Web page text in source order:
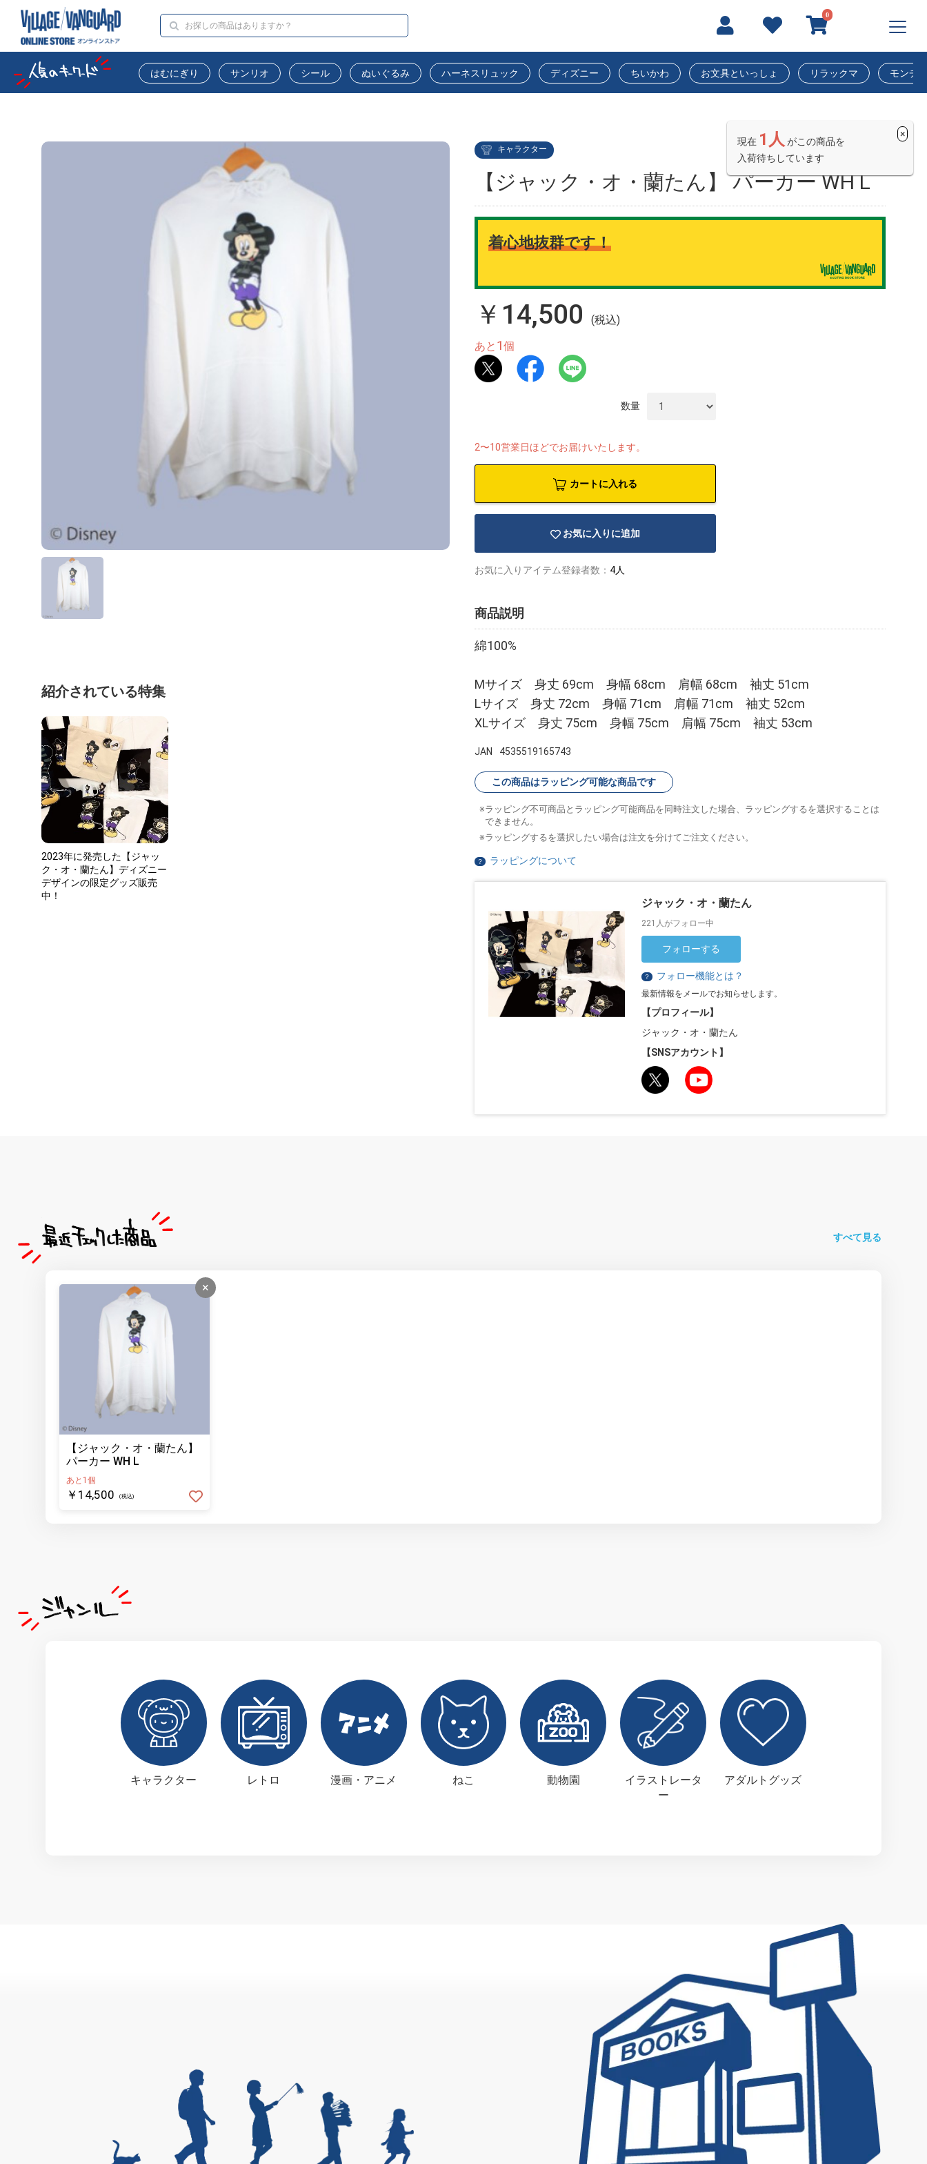
0
はむにぎり サンリオ シール ぬいぐるみ ハーネスリュック ディズニー ちいかわ お文具といっしょ リラックマ モンチ
現在 1人 がこの商品を
入荷待ちしています
×
キャラクター
【ジャック・オ・蘭たん】 パーカー WH L
着心地抜群です！
￥14,500
(税込)
あと 1個
数量
2〜10営業日ほどでお届けいたします。
カートに入れる
お気に入りに追加
お気に入りアイテム登録者数： 4人
商品説明
綿100%
Mサイズ 身丈 69cm 身幅 68cm 肩幅 68cm 袖丈 51cm
Lサイズ 身丈 72cm 身幅 71cm 肩幅 71cm 袖丈 52cm
XLサイズ 身丈 75cm 身幅 75cm 肩幅 75cm 袖丈 53cm
JAN 4535519165743
この商品はラッピング可能な商品です
ラッピング不可商品とラッピング可能商品を同時注文した場合、ラッピングするを選択することは
できません。
ラッピングするを選択したい場合は注文を分けてご注文ください。
？ ラッピングについて
ジャック・オ・蘭たん
221人がフォロー中
フォローする
？ フォロー機能とは？
最新情報をメールでお知らせします。
【プロフィール】
ジャック・オ・蘭たん
【SNSアカウント】
紹介されている特集
2023年に発売した【ジャッ
ク・オ・蘭たん】ディズニー
デザインの限定グッズ販売
中！
すべて見る
×
【ジャック・オ・蘭たん】
パーカー WH L
あと1個
￥14,500 (税込)
キャラクター レトロ 漫画・アニメ ねこ 動物園
イラストレータ
ー
アダルトグッズ